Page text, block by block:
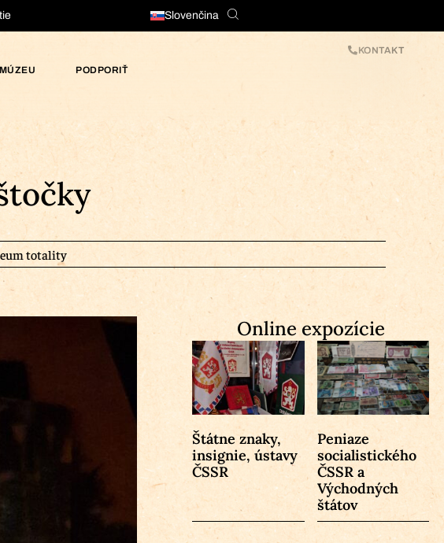
Slovenčina
PODPORIŤ
KONTAKT
totality
Online expozície
Štátne znaky,
insignie, ústavy
ČSSR
Peniaze
socialistického
ČSSR a
Východných
štátov